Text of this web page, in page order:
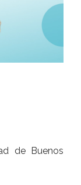
de Buenos